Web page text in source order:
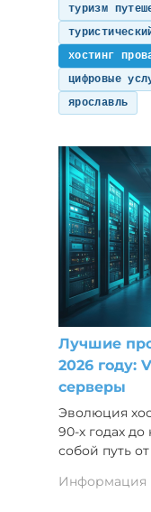
туризм
хостинг
цифровые
ярославль
Лучшие
2026 году:
серверы
Эволюция
90-х годах
собой путь от
Информация